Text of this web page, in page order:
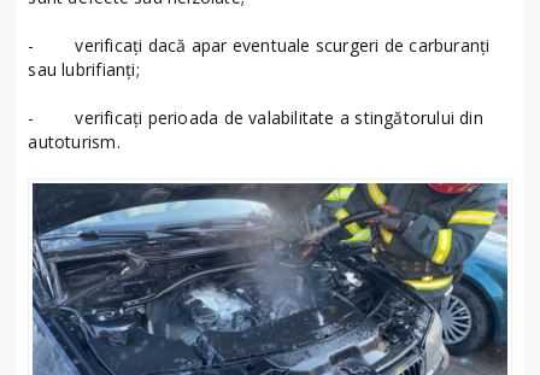
- verificaţi dacă apar eventuale scurgeri de carburanți
sau lubrifianți;
- verificați perioada de valabilitate a stingătorului din
autoturism.